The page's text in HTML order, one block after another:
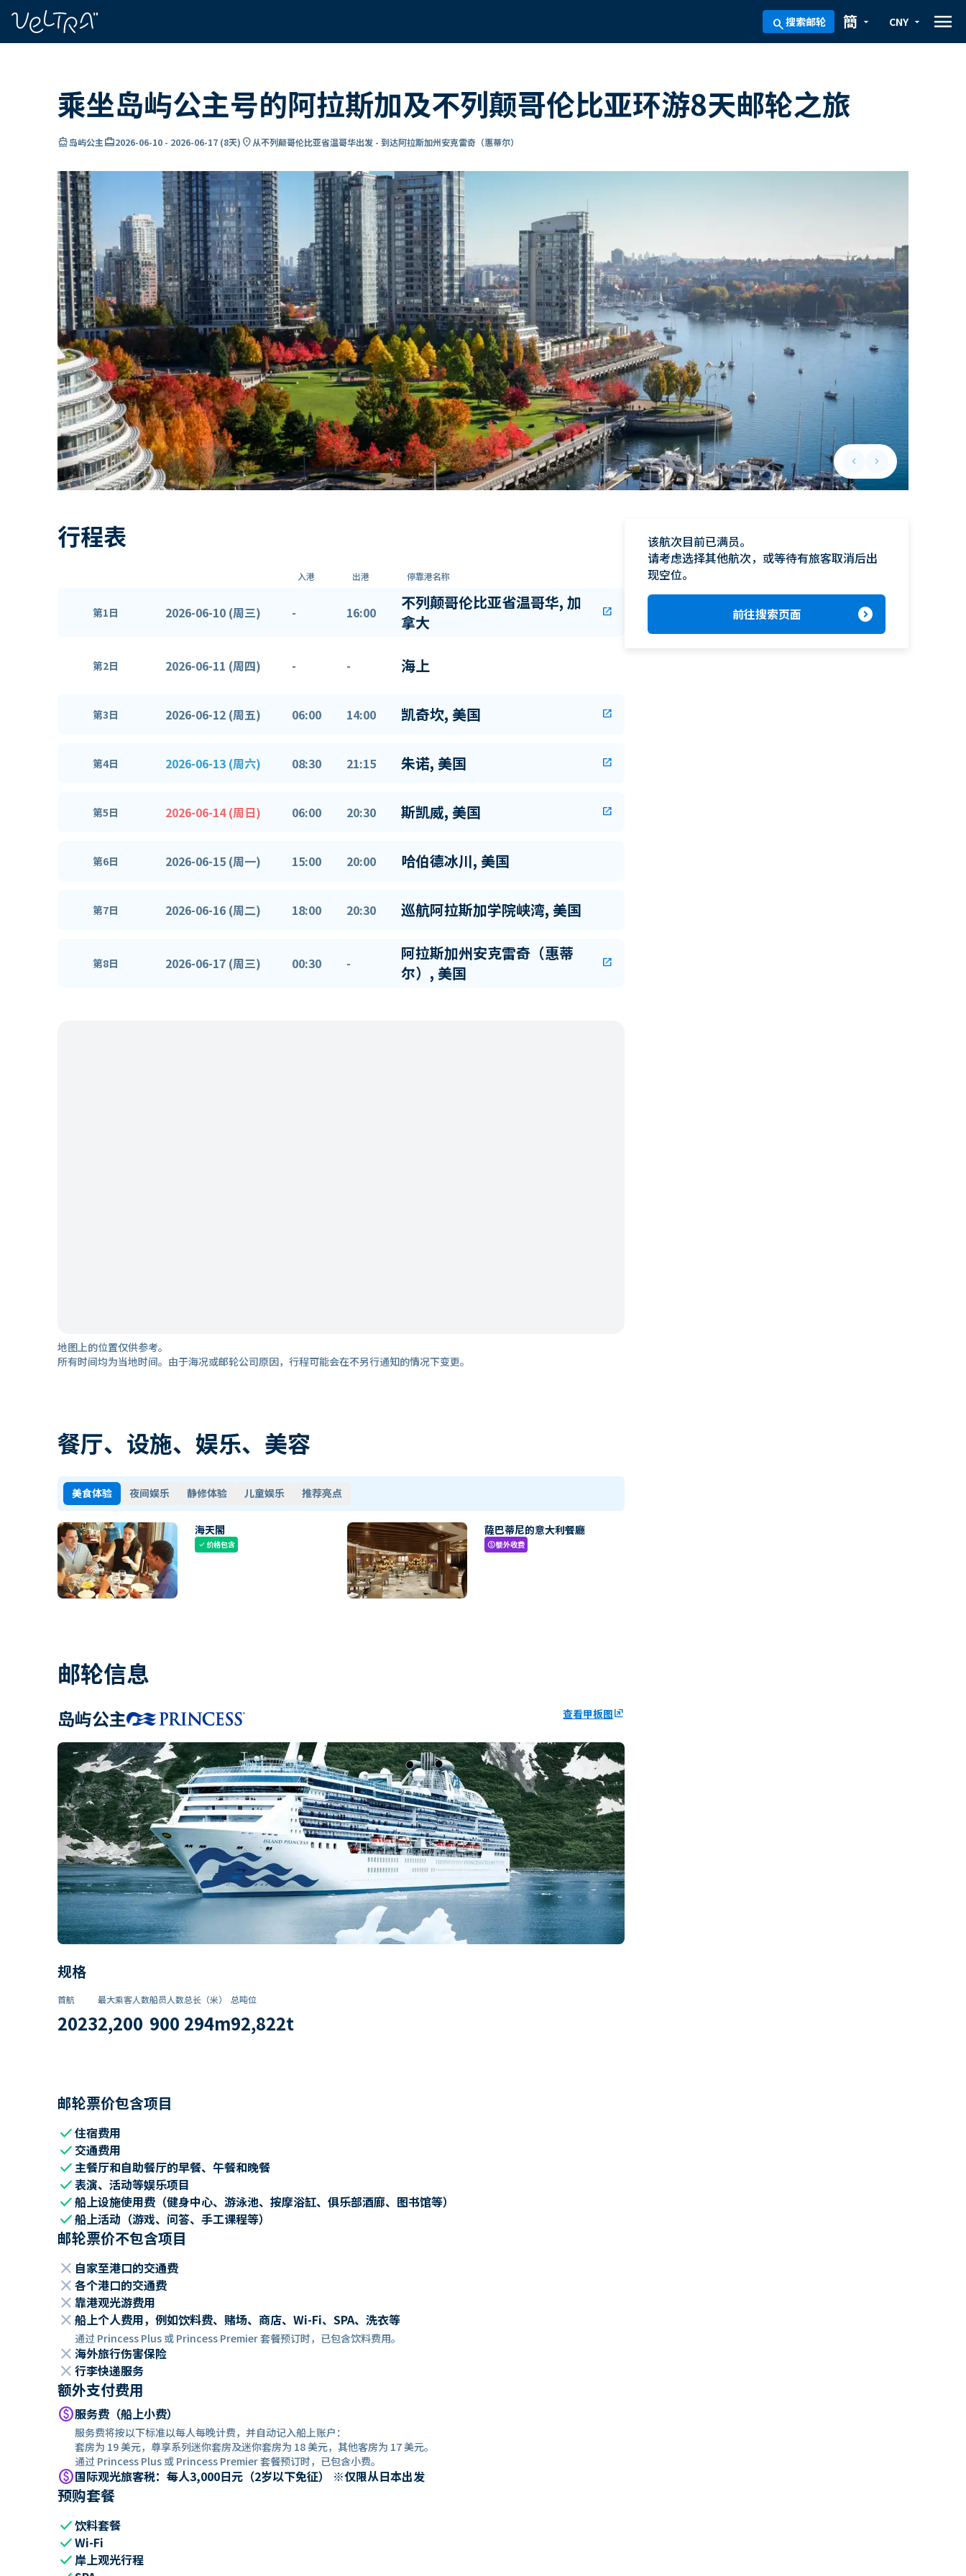
search搜索邮轮 arrow_drop_down
簡 arrow_drop_down
CNY menu
乘坐岛屿公主号的阿拉斯加及不列颠哥伦比亚环游8天邮轮之旅
directions_boat岛屿公主card_travel2026-06-10 - 2026-06-17 (8天) location_on从不列颠哥伦比亚省温哥华出发 - 到达阿拉斯加州安克雷奇（惠蒂尔）
keyboard_arrow_leftPrevious slide
keyboard_arrow_rightNext slide
行程表
入港 出港 停靠港名称
第1日 2026-06-10 (周三) - 16:00
不列颠哥伦比亚省温哥华, 加
拿大
open_in_new
第2日 2026-06-11 (周四) - - 海上
第3日 2026-06-12 (周五) 06:00 14:00 凯奇坎, 美国 open_in_new
第4日 2026-06-13 (周六) 08:30 21:15 朱诺, 美国 open_in_new
第5日 2026-06-14 (周日) 06:00 20:30 斯凯威, 美国 open_in_new
第6日 2026-06-15 (周一) 15:00 20:00 哈伯德冰川, 美国
第7日 2026-06-16 (周二) 18:00 20:30 巡航阿拉斯加学院峡湾, 美国
第8日 2026-06-17 (周三) 00:30 -
阿拉斯加州安克雷奇（惠蒂
尔）, 美国
open_in_new
地图上的位置仅供参考。
所有时间均为当地时间。由于海况或邮轮公司原因，行程可能会在不另行通知的情况下变更。
餐厅、设施、娱乐、美容
美食体验 夜间娱乐 静修体验 儿童娱乐 推荐亮点
海天閣
check价格包含
薩巴蒂尼的意大利餐廳
paid额外收费
邮轮信息
岛屿公主 查看甲板图ungroup
规格
首航
2023
最大乘客人数
2,200
船员人数
900
总长（米）
294m
总吨位
92,822t
邮轮票价包含项目
check住宿费用
check 交通费用
check主餐厅和自助餐厅的早餐、午餐和晚餐
check表演、活动等娱乐项目
check船上设施使用费（健身中心、游泳池、按摩浴缸、俱乐部酒廊、图书馆等）
check船上活动（游戏、问答、手工课程等）
邮轮票价不包含项目
close 自家至港口的交通费
close 各个港口的交通费
close 靠港观光游费用
close 船上个人费用，例如饮料费、赌场、商店、Wi-Fi、SPA、洗衣等
通过 Princess Plus 或 Princess Premier 套餐预订时，已包含饮料费用。
close 海外旅行伤害保险
close 行李快递服务
额外支付费用
paid服务费（船上小费）
服务费将按以下标准以每人每晚计费，并自动记入船上账户：
套房为 19 美元，尊享系列迷你套房及迷你套房为 18 美元，其他客房为 17 美元。
通过 Princess Plus 或 Princess Premier 套餐预订时，已包含小费。
paid国际观光旅客税：每人3,000日元（2岁以下免征） ※仅限从日本出发
预购套餐
check饮料套餐
checkWi-Fi
check 岸上观光行程
该航次目前已满员。
请考虑选择其他航次，或等待有旅客取消后出
现空位。
前往搜索页面 expand_circle_right